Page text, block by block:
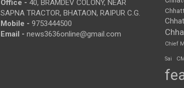
Office - 40, BRAMDEV COLONY, NEAR
SAPNA TRACTOR, BHATAON, RAIPUR C.G.
Mobile - 9753444500
Email - news3636online@gmail.com
Chief
Sai